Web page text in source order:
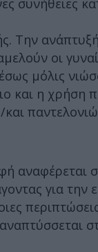
συνήθειες
Την
οι
μόλις
και η χρήση
αναφέρεται
για την